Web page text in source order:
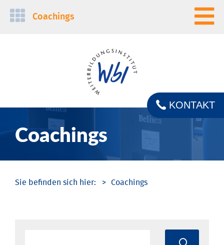
Navigation
Coachings
Coachings
KONTAKT
Coachings